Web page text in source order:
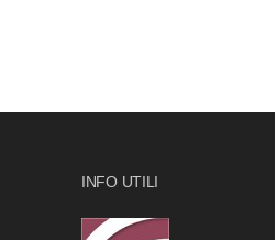
INFO UTILI